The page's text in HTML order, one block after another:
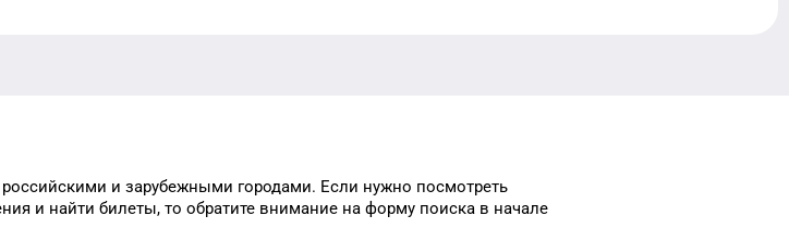
российскими и зарубежными городами. Если нужно посмотреть
и найти билеты, то обратите внимание на форму поиска в начале